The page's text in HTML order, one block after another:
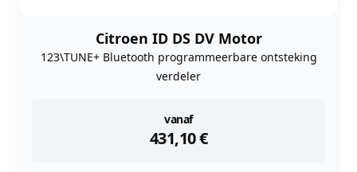
Citroen ID DS DV Motor
123\TUNE+ Bluetooth programmeerbare ontsteking
verdeler
vanaf
431,10€
instock